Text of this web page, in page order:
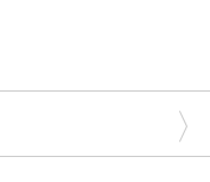
〉